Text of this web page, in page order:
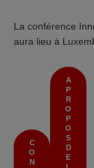
La conférence
aura lieu à
C
O
N
A
P
R
O
P
O
S
D
E